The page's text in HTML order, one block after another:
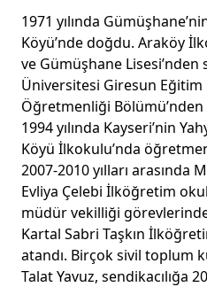
1971 yılında
Köyü’nde doğdu. Araköy
ve Gümüşhane
Üniversitesi Giresun Eğitim
Öğretmenliği Bölümü’nden
1994 yılında Kayseri’nin
Köyü İlkokulu’nda
2007-2010 yılları arasında
Evliya Çelebi İlköğretim
müdür vekilliği
Kartal Sabri Taşkın
atandı. Birçok sivil toplum
Talat Yavuz, sendikacılığa